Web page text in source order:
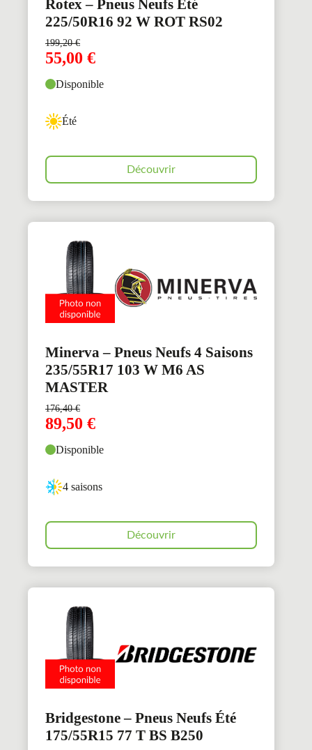
Rotex – Pneus Neufs Été
225/50R16 92 W ROT RS02
199,20€
55,00 €
Disponible
Été
Découvrir
Minerva – Pneus Neufs 4 Saisons
235/55R17 103 W M6 AS
MASTER
176,40€
89,50 €
Disponible
4 saisons
Découvrir
Bridgestone – Pneus Neufs Été
175/55R15 77 T BS B250